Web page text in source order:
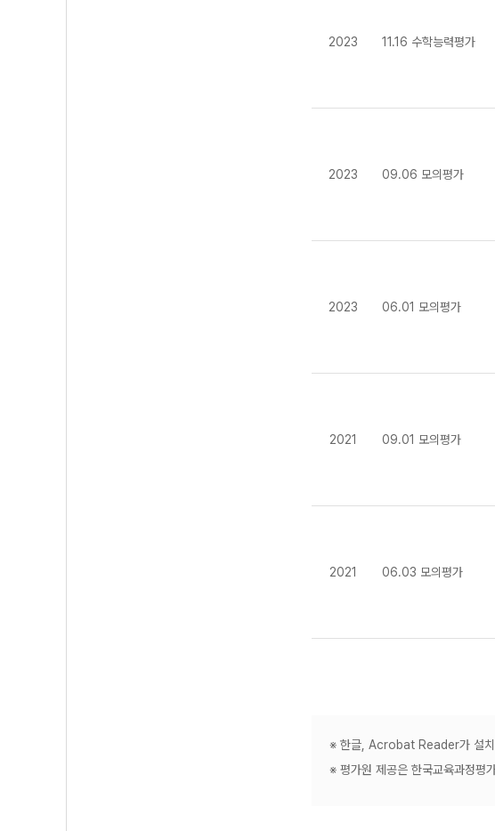
2023 11.16 수학능력평가
2023 09.06 모의평가
2023 06.01 모의평가
2021 09.01 모의평가
2021 06.03 모의평가
※ 한글, Acrobat Reader가 설치
※ 평가원 제공은 한국교육과정평